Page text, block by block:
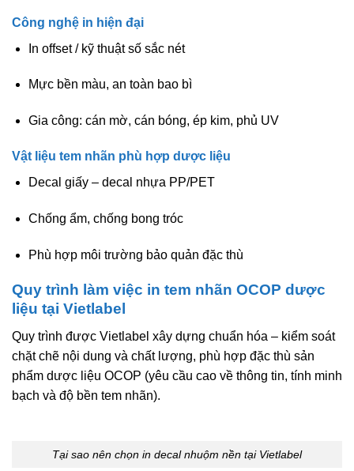
Công nghệ in hiện đại
In offset / kỹ thuật số sắc nét
Mực bền màu, an toàn bao bì
Gia công: cán mờ, cán bóng, ép kim, phủ UV
Vật liệu tem nhãn phù hợp dược liệu
Decal giấy – decal nhựa PP/PET
Chống ẩm, chống bong tróc
Phù hợp môi trường bảo quản đặc thù
Quy trình làm việc in tem nhãn OCOP dược
liệu tại Vietlabel
Quy trình được Vietlabel xây dựng chuẩn hóa – kiểm soát
chặt chẽ nội dung và chất lượng, phù hợp đặc thù sản
phẩm dược liệu OCOP (yêu cầu cao về thông tin, tính minh
bạch và độ bền tem nhãn).
Tại sao nên chọn in decal nhuộm nền tại Vietlabel